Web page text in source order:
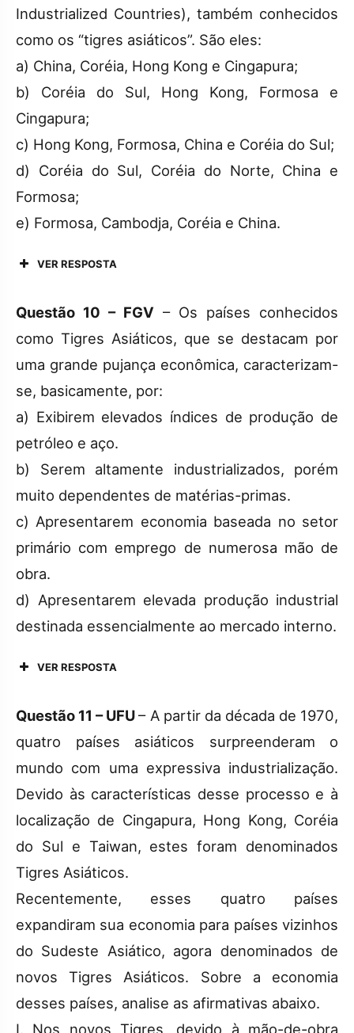
Industrialized Countries), também conhecidos
como os “tigres asiáticos”. São eles:
a) China, Coréia, Hong Kong e Cingapura;
b) Coréia do Sul, Hong Kong, Formosa e
Cingapura;
c) Hong Kong, Formosa, China e Coréia do Sul;
d) Coréia do Sul, Coréia do Norte, China e
Formosa;
e) Formosa, Cambodja, Coréia e China.
VER RESPOSTA
Questão 10 – FGV – Os países conhecidos
como Tigres Asiáticos, que se destacam por
uma grande pujança econômica, caracterizam-
se, basicamente, por:
a) Exibirem elevados índices de produção de
petróleo e aço.
b) Serem altamente industrializados, porém
muito dependentes de matérias-primas.
c) Apresentarem economia baseada no setor
primário com emprego de numerosa mão de
obra.
d) Apresentarem elevada produção industrial
destinada essencialmente ao mercado interno.
VER RESPOSTA
Questão 11 – UFU– A partir da década de 1970,
quatro países asiáticos surpreenderam o
mundo com uma expressiva industrialização.
Devido às características desse processo e à
localização de Cingapura, Hong Kong, Coréia
do Sul e Taiwan, estes foram denominados
Tigres Asiáticos.
Recentemente, esses quatro países
expandiram sua economia para países vizinhos
do Sudeste Asiático, agora denominados de
novos Tigres Asiáticos. Sobre a economia
desses países, analise as afirmativas abaixo.
I. Nos novos Tigres, devido à mão-de-obra